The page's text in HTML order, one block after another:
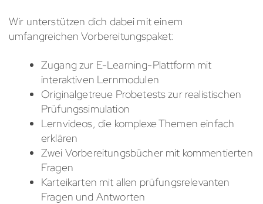
Wir unterstützen dich dabei mit einem
umfangreichen Vorbereitungspaket:
Zugang zur E-Learning-Plattform mit
interaktiven Lernmodulen
Originalgetreue Probetests zur realistischen
Prüfungssimulation
Lernvideos, die komplexe Themen einfach
erklären
Zwei Vorbereitungsbücher mit kommentierten
Fragen
Karteikarten mit allen prüfungsrelevanten
Fragen und Antworten